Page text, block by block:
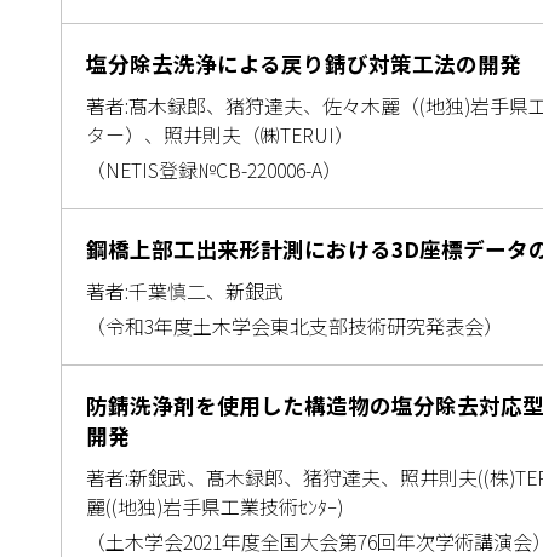
塩分除去洗浄による戻り錆び対策工法の開発
著者:髙木録郎、猪狩達夫、佐々木麗（(地独)岩手県
ター）、照井則夫（㈱TERUI）
（NETIS登録№CB-220006-A）
鋼橋上部工出来形計測における3D座標データ
著者:千葉慎二、新銀武
（令和3年度土木学会東北支部技術研究発表会）
防錆洗浄剤を使用した構造物の塩分除去対応
開発
著者:新銀武、髙木録郎、猪狩達夫、照井則夫((株
麗((地独)岩手県工業技術ｾﾝﾀｰ)
（土木学会2021年度全国大会第76回年次学術講演会